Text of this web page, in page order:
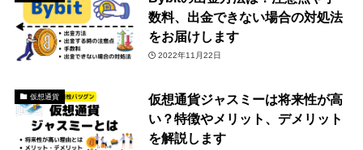
数料、出金できない場合の対処法
をお届けします
2022年11月22日
仮想通貨
仮想通貨ジャスミーは将来性が高
い？特徴やメリット、デメリット
を解説します